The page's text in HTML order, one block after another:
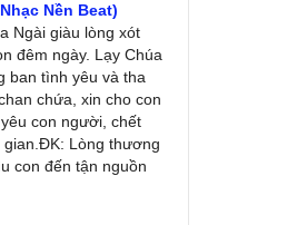
Nền Beat)
Ngài giàu lòng xót
đêm ngày. Lạy Chúa
ban tình yêu và tha
chứa, xin cho con
con người, chết
Lòng thương
con đến tận nguồn